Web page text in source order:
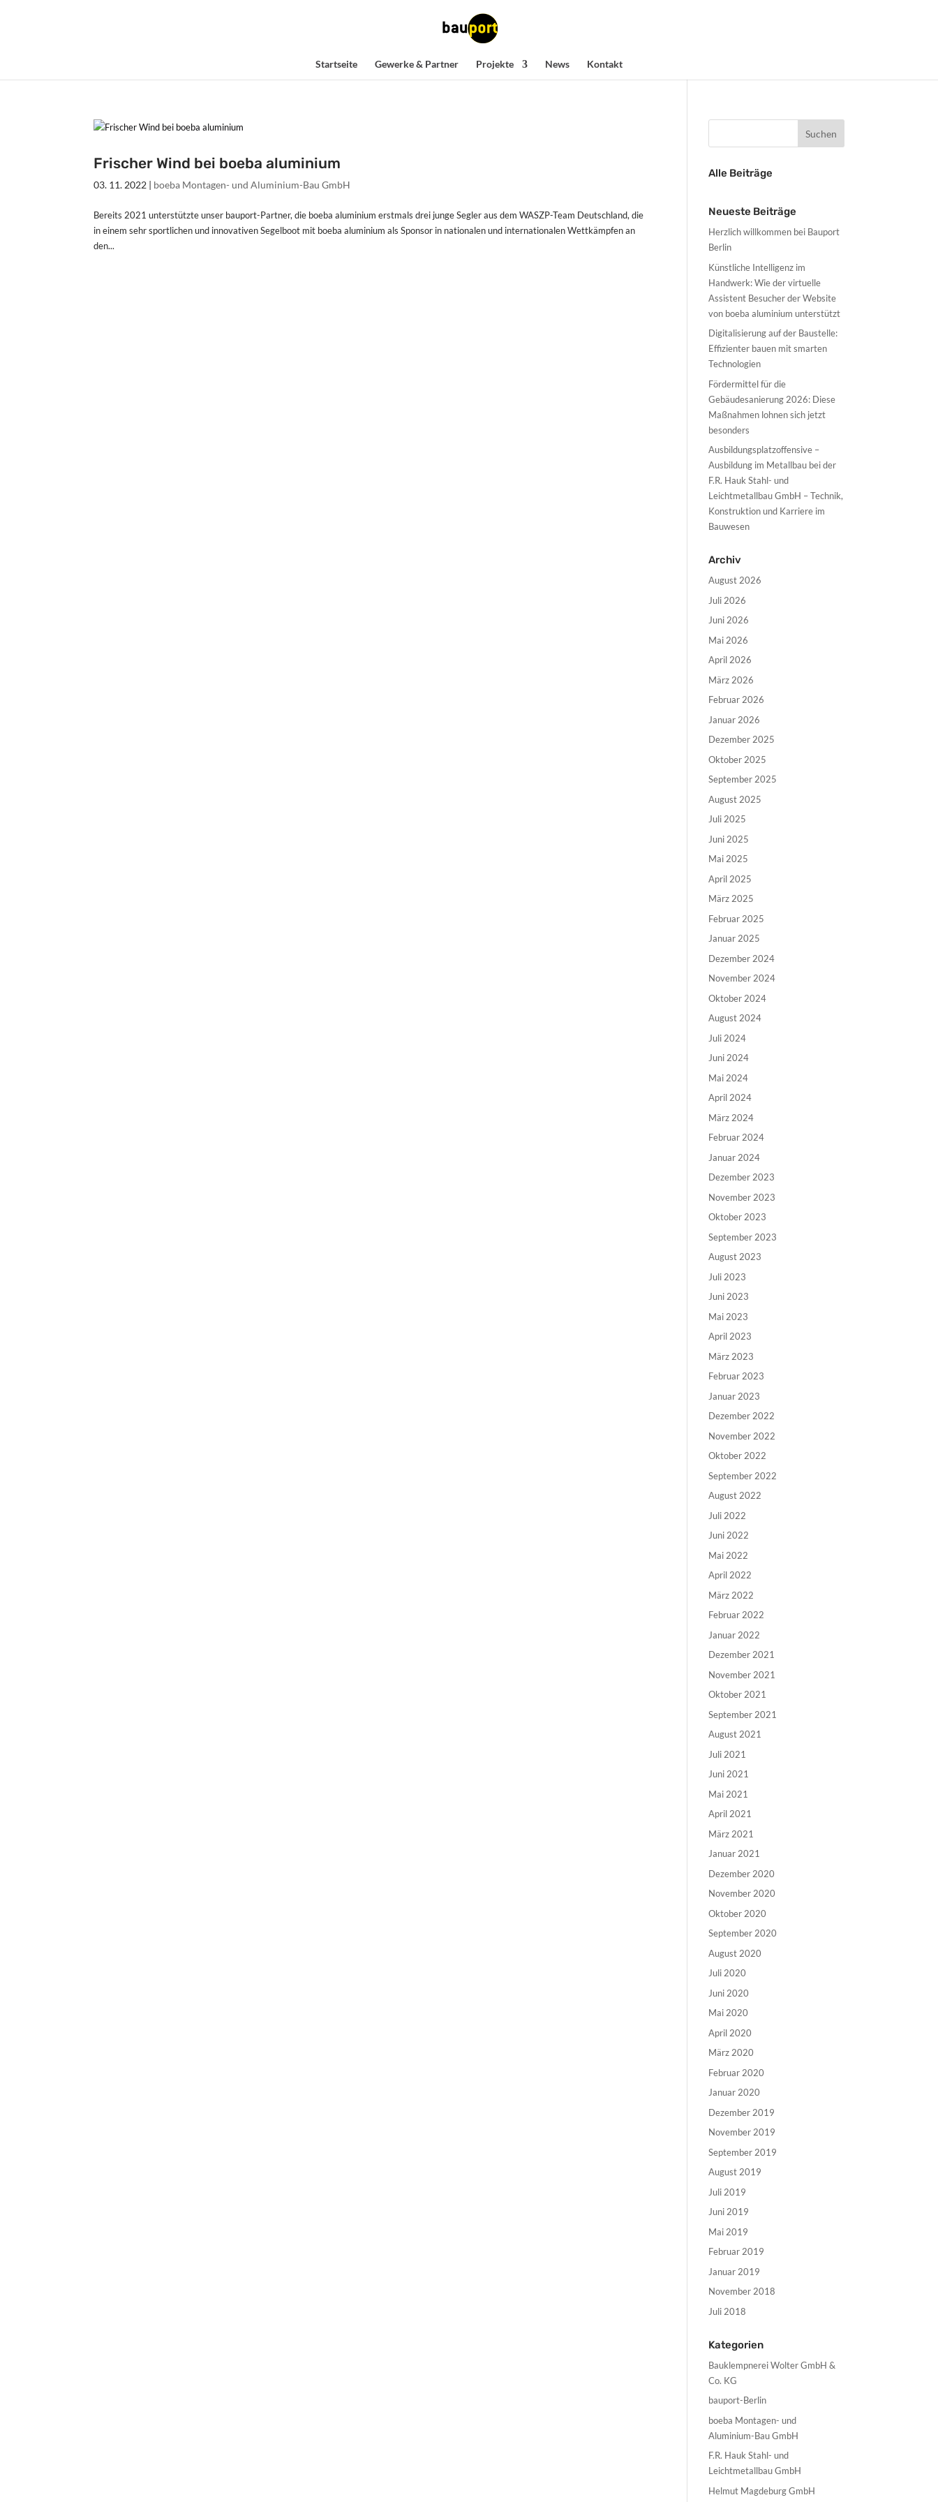
Startseite Gewerke & Partner Projekte News Kontakt
Frischer Wind bei boeba aluminium
03. 11. 2022 | boeba Montagen- und Aluminium-Bau GmbH
Bereits 2021 unterstützte unser bauport-Partner, die boeba aluminium erstmals drei junge Segler aus dem WASZP-Team Deutschland, die
in einem sehr sportlichen und innovativen Segelboot mit boeba aluminium als Sponsor in nationalen und internationalen Wettkämpfen an
den...
Alle Beiträge
Neueste Beiträge
Herzlich willkommen bei Bauport
Berlin
Künstliche Intelligenz im
Handwerk: Wie der virtuelle
Assistent Besucher der Website
von boeba aluminium unterstützt
Digitalisierung auf der Baustelle:
Effizienter bauen mit smarten
Technologien
Fördermittel für die
Gebäudesanierung 2026: Diese
Maßnahmen lohnen sich jetzt
besonders
Ausbildungsplatzoffensive –
Ausbildung im Metallbau bei der
F.R. Hauk Stahl- und
Leichtmetallbau GmbH – Technik,
Konstruktion und Karriere im
Bauwesen
Archiv
August 2026
Juli 2026
Juni 2026
Mai 2026
April 2026
März 2026
Februar 2026
Januar 2026
Dezember 2025
Oktober 2025
September 2025
August 2025
Juli 2025
Juni 2025
Mai 2025
April 2025
März 2025
Februar 2025
Januar 2025
Dezember 2024
November 2024
Oktober 2024
August 2024
Juli 2024
Juni 2024
Mai 2024
April 2024
März 2024
Februar 2024
Januar 2024
Dezember 2023
November 2023
Oktober 2023
September 2023
August 2023
Juli 2023
Juni 2023
Mai 2023
April 2023
März 2023
Februar 2023
Januar 2023
Dezember 2022
November 2022
Oktober 2022
September 2022
August 2022
Juli 2022
Juni 2022
Mai 2022
April 2022
März 2022
Februar 2022
Januar 2022
Dezember 2021
November 2021
Oktober 2021
September 2021
August 2021
Juli 2021
Juni 2021
Mai 2021
April 2021
März 2021
Januar 2021
Dezember 2020
November 2020
Oktober 2020
September 2020
August 2020
Juli 2020
Juni 2020
Mai 2020
April 2020
März 2020
Februar 2020
Januar 2020
Dezember 2019
November 2019
September 2019
August 2019
Juli 2019
Juni 2019
Mai 2019
Februar 2019
Januar 2019
November 2018
Juli 2018
Kategorien
Bauklempnerei Wolter GmbH &
Co. KG
bauport-Berlin
boeba Montagen- und
Aluminium-Bau GmbH
F.R. Hauk Stahl- und
Leichtmetallbau GmbH
Helmut Magdeburg GmbH